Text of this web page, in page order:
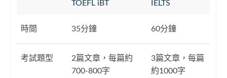
TOEFL iBT IELTS
時間 35分鐘 60分鐘
考試題型
2篇文章，每篇約
700-800字
3篇文章，每篇
約1000字